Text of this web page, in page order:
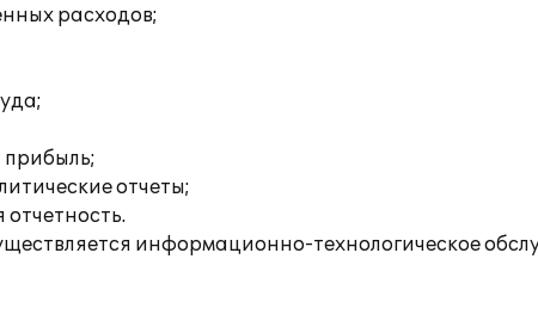
расходов;
прибыль;
отчеты;
информационно-технологическое